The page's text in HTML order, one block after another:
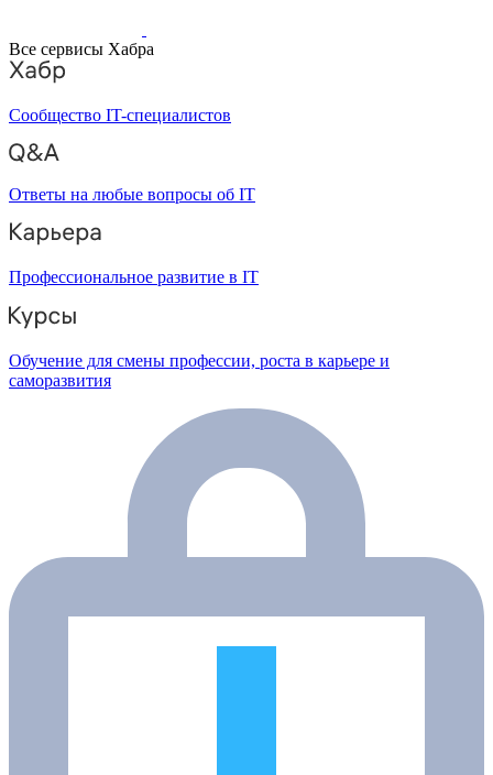
Все сервисы Хабра
Сообщество IT-специалистов
Ответы на любые вопросы об IT
Профессиональное развитие в IT
Обучение для смены профессии, роста в карьере и
саморазвития